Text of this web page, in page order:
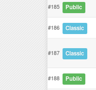
#185 Public
#186 Classic
#187 Classic
#188 Public